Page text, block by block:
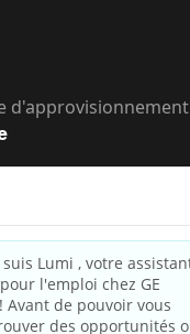
d'approvisionnement
US
de candidat